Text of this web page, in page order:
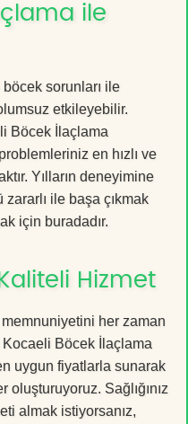
ile
sorunları ile
etkileyebilir.
Böcek İlaçlama
en hızlı ve
Yılların deneyimine
ile başa çıkmak
için buradadır.
Hizmet
her zaman
Böcek İlaçlama
uygun fiyatlarla sunarak
Sağlığınız
almak istiyorsanız,